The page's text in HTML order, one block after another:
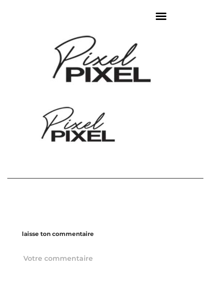
laisse ton commentaire